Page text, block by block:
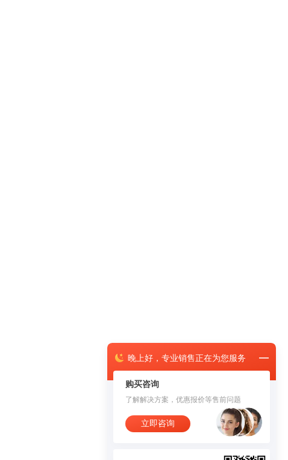
晚上好， 专业销售正在为您服务
购买咨询
了解解决方案，优惠报价等售前问题
立即咨询